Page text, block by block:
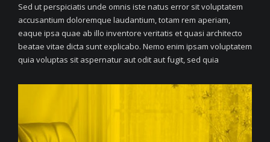
Sed ut perspiciatis unde omnis iste natus error sit voluptatem
accusantium doloremque laudantium, totam rem aperiam,
eaque ipsa quae ab illo inventore veritatis et quasi architecto
beatae vitae dicta sunt explicabo. Nemo enim ipsam voluptatem
quia voluptas sit aspernatur aut odit aut fugit, sed quia